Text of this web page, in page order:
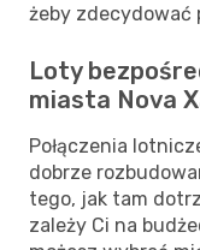
żeby zdecydować
Loty
miasta Nova
Połączenia
dobrze
tego, jak tam
zależy Ci na